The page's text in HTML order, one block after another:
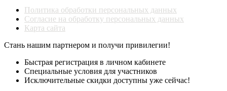
Политика обработки персональных данных
Согласие на обработку персональных данных
Карта сайта
Стань нашим партнером и получи привилегии!
Быстрая регистрация в личном кабинете
Специальные условия для участников
Исключительные скидки доступны уже сейчас!